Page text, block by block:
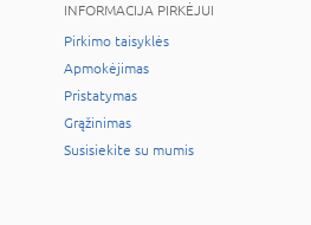
INFORMACIJA PIRKĖJUI
Pirkimo taisyklės
Apmokėjimas
Pristatymas
Grąžinimas
Susisiekite su mumis